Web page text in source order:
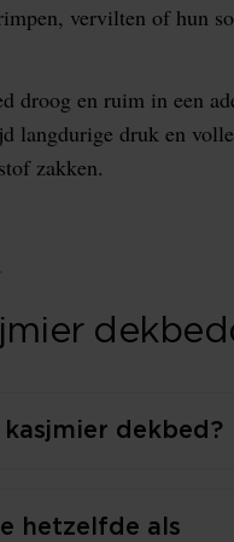
vervilten of hun
droog en ruim in een
langdurige druk en
zakken.
kasjmier dekbed?
hetzelfde als